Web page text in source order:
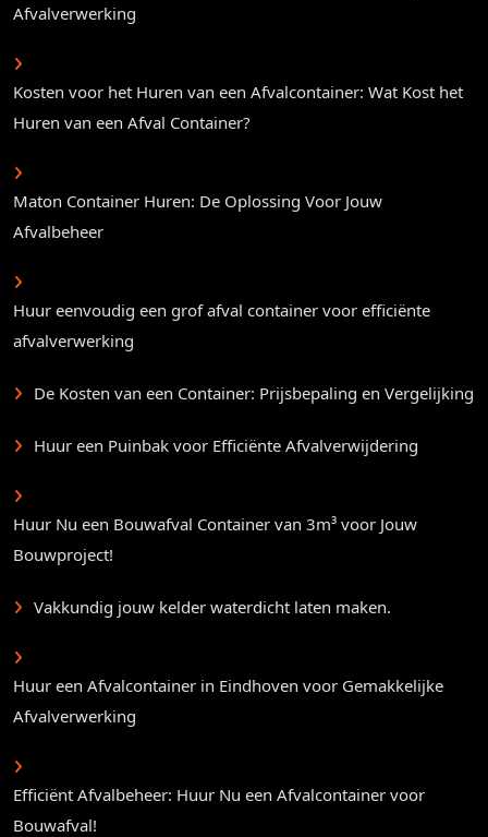
Afvalverwerking
Kosten voor het Huren van een Afvalcontainer: Wat Kost het
Huren van een Afval Container?
Maton Container Huren: De Oplossing Voor Jouw
Afvalbeheer
Huur eenvoudig een grof afval container voor efficiënte
afvalverwerking
De Kosten van een Container: Prijsbepaling en Vergelijking
Huur een Puinbak voor Efficiënte Afvalverwijdering
Huur Nu een Bouwafval Container van 3m³ voor Jouw
Bouwproject!
Vakkundig jouw kelder waterdicht laten maken.
Huur een Afvalcontainer in Eindhoven voor Gemakkelijke
Afvalverwerking
Efficiënt Afvalbeheer: Huur Nu een Afvalcontainer voor
Bouwafval!